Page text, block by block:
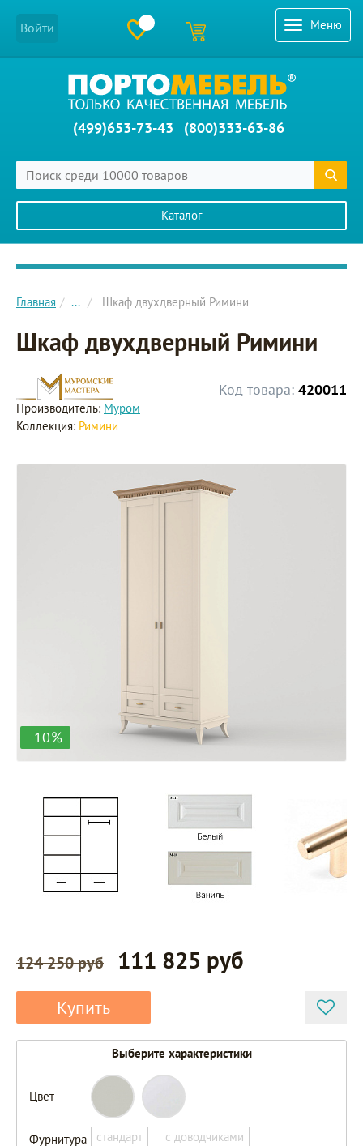
Меню
Войти
(499)653-73-43 (800)333-63-86
Каталог
Главное меню сайта
Главная ... Шкаф двухдверный Римини
Шкаф двухдверный Римини
Код товара: 420011
Производитель: Муром
Коллекция: Римини
-10%
124 250 руб 111 825 руб
Купить
Выберите характеристики
Цвет
Фурнитура стандарт с доводчиками